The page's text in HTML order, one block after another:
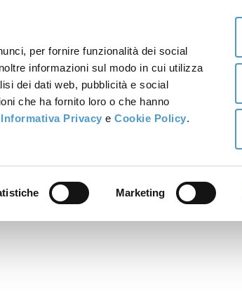
per fornire funzionalità dei social
informazioni sul modo in cui utilizza
dei dati web, pubblicità e social
che ha fornito loro o che hanno
Informativa Privacy eCookie Policy.
Marketing